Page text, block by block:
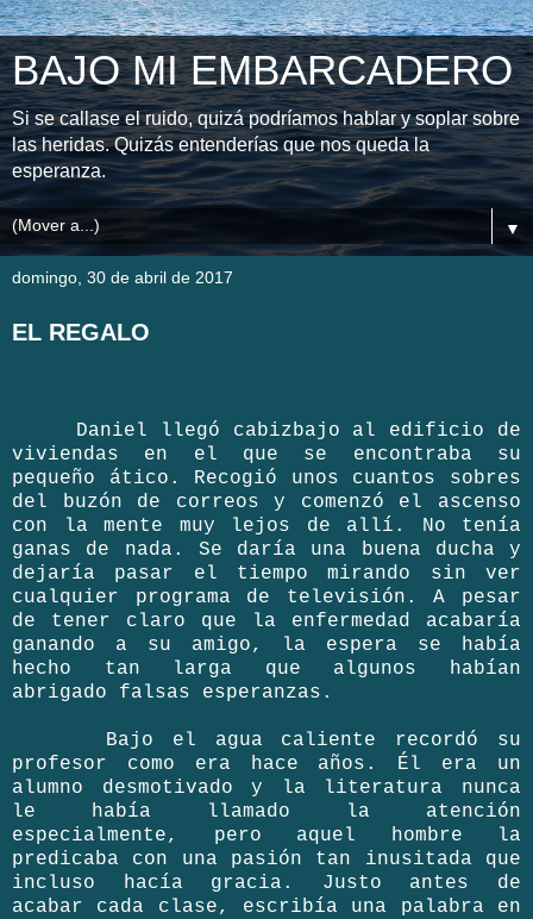
BAJO MI EMBARCADERO
Si se callase el ruido, quizá podríamos hablar y soplar sobre
las heridas. Quizás entenderías que nos queda la
esperanza.
▼
domingo, 30 de abril de 2017
EL REGALO
Daniel llegó cabizbajo al edificio de
viviendas en el que se encontraba su
pequeño ático. Recogió unos cuantos sobres
del buzón de correos y comenzó el ascenso
con la mente muy lejos de allí. No tenía
ganas de nada. Se daría una buena ducha y
dejaría pasar el tiempo mirando sin ver
cualquier programa de televisión. A pesar
de tener claro que la enfermedad acabaría
ganando a su amigo, la espera se había
hecho tan larga que algunos habían
abrigado falsas esperanzas.
Bajo el agua caliente recordó su
profesor como era hace años. Él era un
alumno desmotivado y la literatura nunca
le había llamado la atención
especialmente, pero aquel hombre la
predicaba con una pasión tan inusitada que
incluso hacía gracia. Justo antes de
acabar cada clase, escribía una palabra en